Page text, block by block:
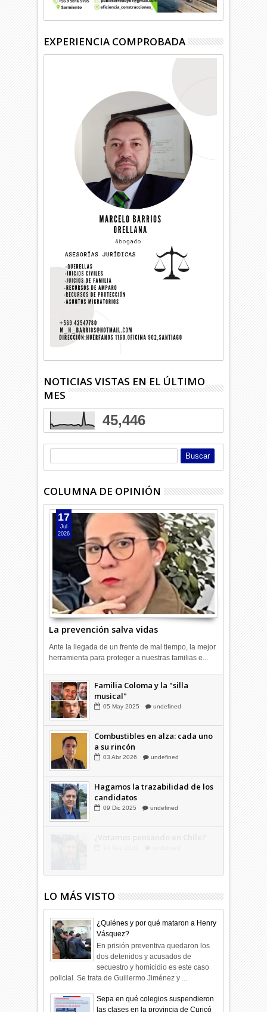
EXPERIENCIA COMPROBADA
NOTICIAS VISTAS EN EL ÚLTIMO
MES
45,446
COLUMNA DE OPINIÓN
La prevención salva vidas
17
Jul
2026
Ante la llegada de un frente de mal tiempo, la mejor
herramienta para proteger a nuestras familias e...
Combustibles en alza: cada uno
a su rincón
03 Abr 2026 undefined
Familia Coloma y la "silla
05 May 2025 undefined
Combustibles en alza: cada uno
03Abr 2026 undefined
Hagamos la trazabilidad de los
09 Dic 2025 undefined
LO MÁS VISTO
¿Quiénes y por qué mataron a Henry
Vásquez?
En prisión preventiva quedaron los
dos detenidos y acusados de
secuestro y homicidio es este caso
policial. Se trata de Guillermo Jiménez y ...
Sepa en qué colegios suspendieron
las clases en la provincia de Curicó